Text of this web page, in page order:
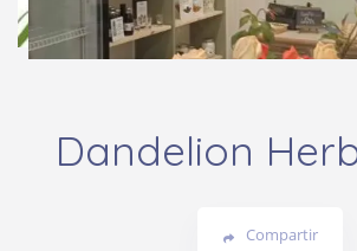
Dandelion
Compartir